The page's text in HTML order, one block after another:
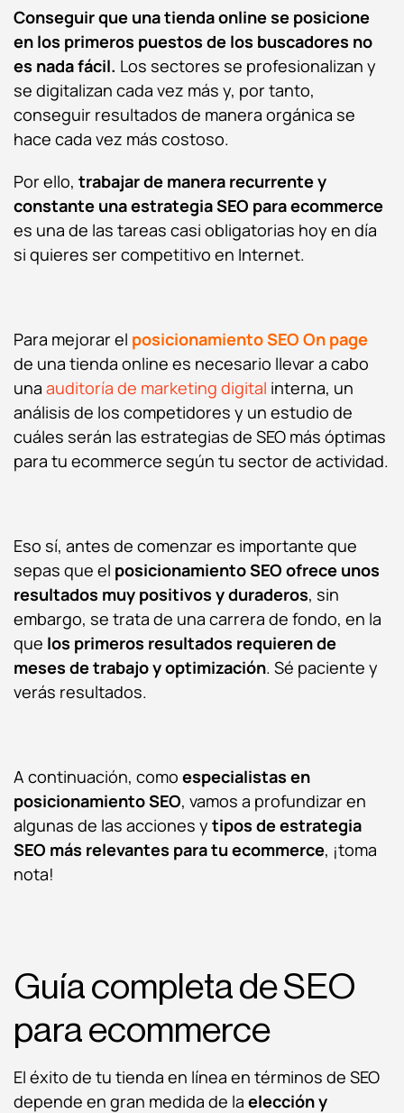
Conseguir que una tienda online se posicione
en los primeros puestos de los buscadores no
es nada fácil. Los sectores se profesionalizan y
se digitalizan cada vez más y, por tanto,
conseguir resultados de manera orgánica se
hace cada vez más costoso.
Por ello, trabajar de manera recurrente y
constante una estrategia SEO para ecommerce
es una de las tareas casi obligatorias hoy en día
si quieres ser competitivo en Internet.
Para mejorar el posicionamiento SEO On page
de una tienda online es necesario llevar a cabo
una auditoría de marketing digital interna, un
análisis de los competidores y un estudio de
cuáles serán las estrategias de SEO más óptimas
para tu ecommerce según tu sector de actividad.
Eso sí, antes de comenzar es importante que
sepas que el posicionamiento SEO ofrece unos
resultados muy positivos y duraderos, sin
embargo, se trata de una carrera de fondo, en la
que los primeros resultados requieren de
meses de trabajo y optimización. Sé paciente y
verás resultados.
A continuación, como especialistas en
posicionamiento SEO, vamos a profundizar en
algunas de las acciones y tipos de estrategia
SEO más relevantes para tu ecommerce, ¡toma
nota!
Guía completa de SEO
para ecommerce
El éxito de tu tienda en línea en términos de SEO
depende en gran medida de la elección y